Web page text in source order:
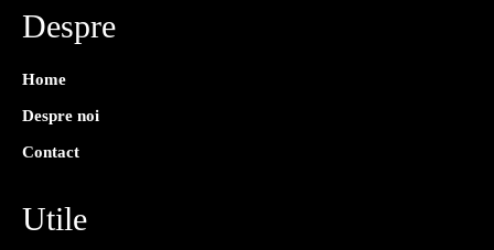
Despre
Home
Despre noi
Contact
Utile